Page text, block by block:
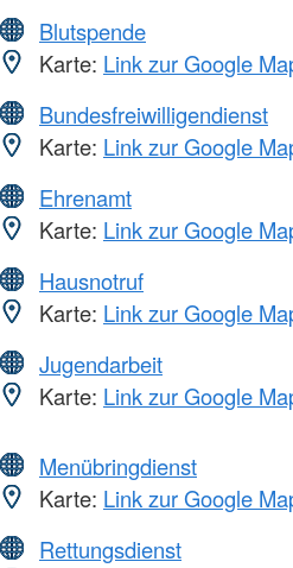
Blutspende
Karte: Link zur Google
Bundesfreiwilligendienst
Karte: Link zur Google
Ehrenamt
Karte: Link zur Google
Hausnotruf
Karte: Link zur Google
Jugendarbeit
Karte: Link zur Google
Menübringdienst
Karte: Link zur Google
Rettungsdienst